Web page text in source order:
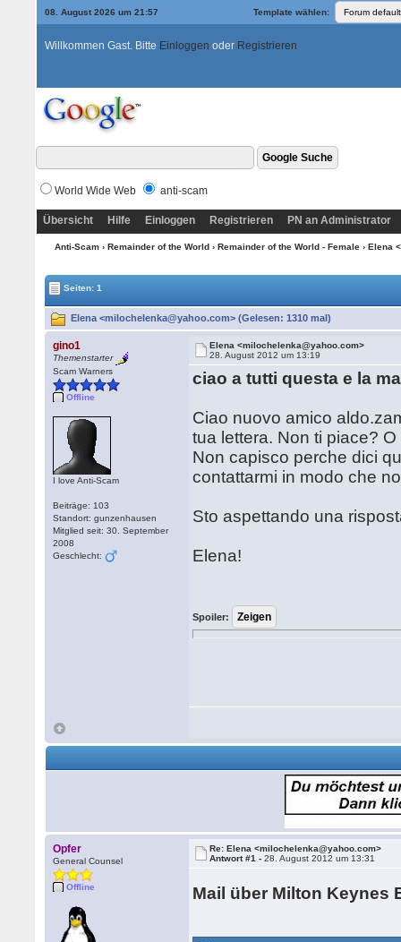
08. August 2026 um 21:57 Template wählen:
Willkommen Gast. Bitte Einloggen oder Registrieren
World Wide Web anti-scam
Übersicht Hilfe Einloggen Registrieren PN an Administrator
Anti-Scam› Remainder of the World› Remainder of the World - Female› Elena
Seiten: 1
Elena <milochelenka@yahoo.com> (Gelesen: 1310 mal)
gino1
Themenstarter
Scam Warners
Offline
I love Anti-Scam
Beiträge: 103
Standort: gunzenhausen
Mitglied seit: 30. September
2008
Geschlecht:
Elena <milochelenka@yahoo.com>
28. August 2012 um 13:19
ciao a tutti questa e la
Ciao nuovo amico
tua lettera. Non ti piace?
Non capisco perche dici
contattarmi in modo che
Sto aspettando una
Elena!
Spoiler:
Opfer
General Counsel
Offline
Re: Elena <milochelenka@yahoo.com>
Antwort #1 -28. August 2012 um 13:31
Mail über Milton Keynes